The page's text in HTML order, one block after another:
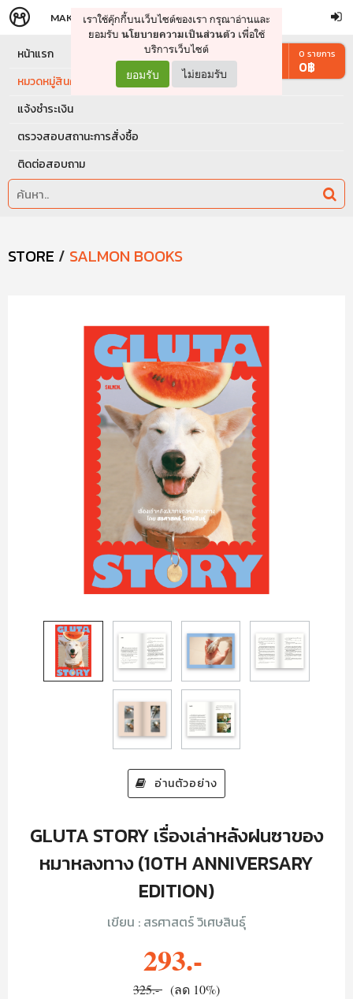
จัดการรถเข็น ดำเนินการต่อ
MAKERS STORE
เราใช้คุ๊กกี้บนเว็บไซต์ของเรา กรุณาอ่านและ
ยอมรับ นโยบายความเป็นส่วนตัว เพื่อใช้
บริการเว็บไซต์
ยอมรับ ไม่ยอมรับ
หน้าแรก
หมวดหมู่สินค้า
แจ้งชำระเงิน
ตรวจสอบสถานะการสั่งซื้อ
ติดต่อสอบถาม
0 รายการ
0฿
STORE / SALMON BOOKS
อ่านตัวอย่าง
GLUTA STORY เรื่องเล่าหลังฝนซาของ
หมาหลงทาง (10TH ANNIVERSARY
EDITION)
เขียน : สรศาสตร์ วิเศษสินธุ์
293.-
325.- (ลด 10%)